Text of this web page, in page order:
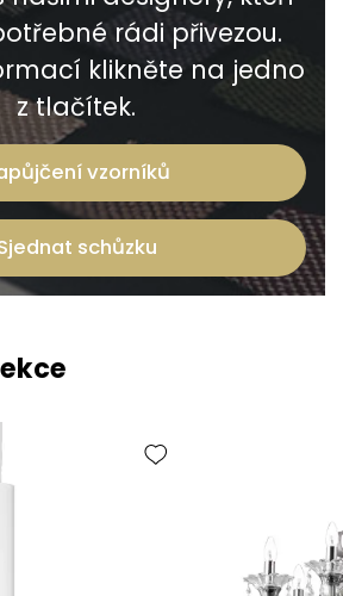
rádi přivezou.
klikněte na jedno
z tlačítek.
vzorníků
schůzku